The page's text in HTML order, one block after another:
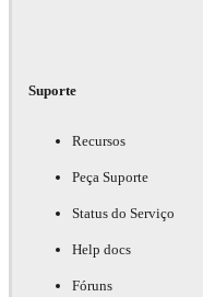
Suporte
Recursos
Peça Suporte
Status do Serviço
Help docs
Fóruns